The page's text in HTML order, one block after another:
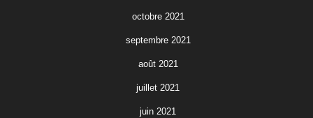
octobre 2021
septembre 2021
août 2021
juillet 2021
juin 2021